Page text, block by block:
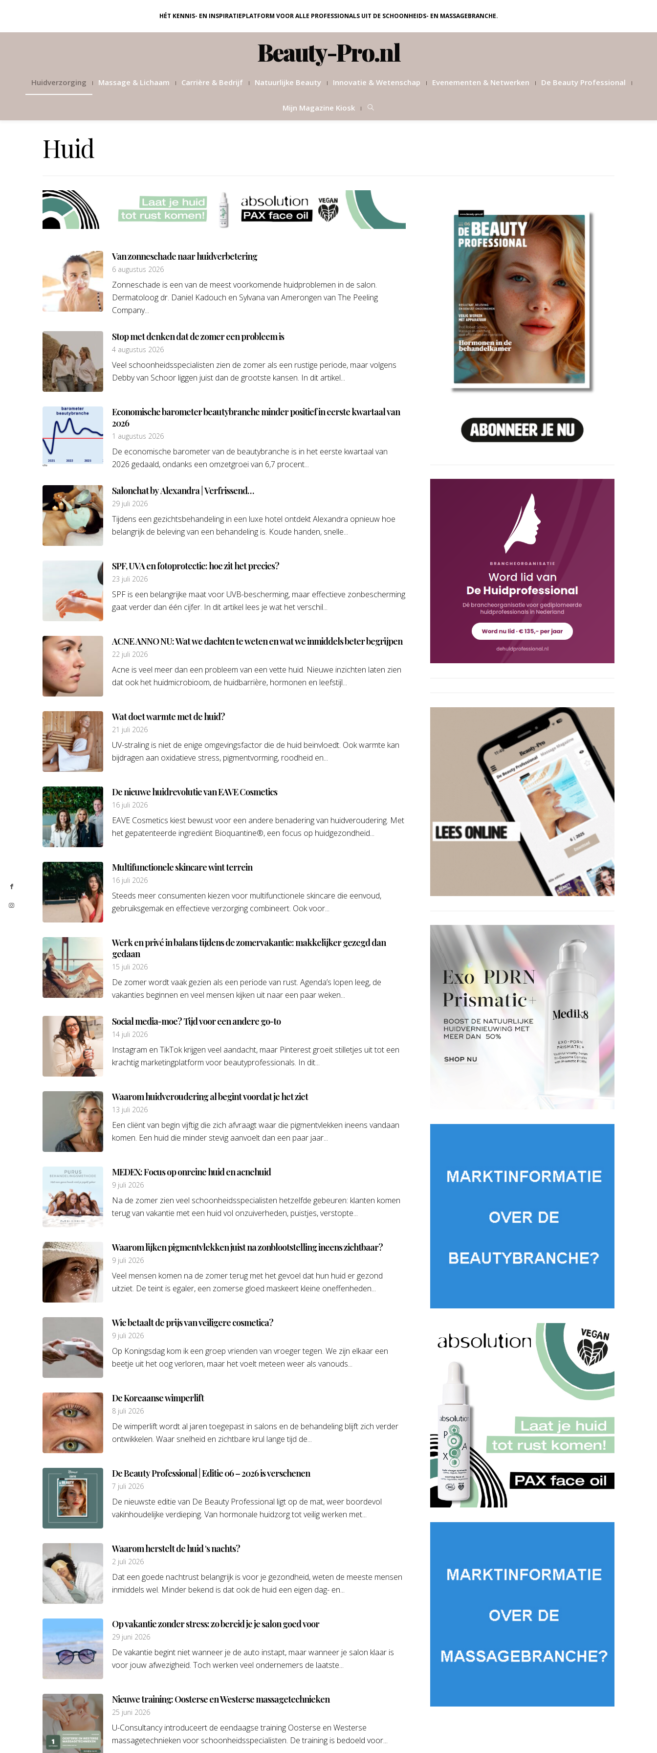
HÉT KENNIS- EN INSPIRATIEPLATFORM VOOR ALLE PROFESSIONALS UIT DE SCHOONHEIDS- EN MASSAGEBRANCHE.
Beauty-Pro.nl
Huidverzorging Massage & Lichaam Carrière & Bedrijf Natuurlijke Beauty Innovatie & Wetenschap Evenementen & Netwerken De Beauty Professional
Mijn Magazine Kiosk
Huid
Van zonneschade naar huidverbetering
6 augustus 2026
Zonneschade is een van de meest voorkomende huidproblemen in de salon.
Dermatoloog dr. Daniel Kadouch en Sylvana van Amerongen van The Peeling
Company...
Stop met denken dat de zomer een probleem is
4 augustus 2026
Veel schoonheidsspecialisten zien de zomer als een rustige periode, maar volgens
Debby van Schoor liggen juist dan de grootste kansen. In dit artikel...
Economische barometer beautybranche minder positief in eerste kwartaal van
2026
1 augustus 2026
De economische barometer van de beautybranche is in het eerste kwartaal van
2026 gedaald, ondanks een omzetgroei van 6,7 procent...
Salonchat by Alexandra | Verfrissend…
29 juli 2026
Tijdens een gezichtsbehandeling in een luxe hotel ontdekt Alexandra opnieuw hoe
belangrijk de beleving van een behandeling is. Koude handen, snelle...
SPF, UVA en fotoprotectie: hoe zit het precies?
23 juli 2026
SPF is een belangrijke maat voor UVB-bescherming, maar effectieve zonbescherming
gaat verder dan één cijfer. In dit artikel lees je wat het verschil...
ACNE ANNO NU: Wat we dachten te weten en wat we inmiddels beter begrijpen
22 juli 2026
Acne is veel meer dan een probleem van een vette huid. Nieuwe inzichten laten zien
dat ook het huidmicrobioom, de huidbarrière, hormonen en leefstijl...
Wat doet warmte met de huid?
21 juli 2026
UV-straling is niet de enige omgevingsfactor die de huid beïnvloedt. Ook warmte kan
bijdragen aan oxidatieve stress, pigmentvorming, roodheid en...
De nieuwe huidrevolutie van EAVE Cosmetics
16 juli 2026
EAVE Cosmetics kiest bewust voor een andere benadering van huidveroudering. Met
het gepatenteerde ingrediënt Bioquantine®, een focus op huidgezondheid...
Multifunctionele skincare wint terrein
16 juli 2026
Steeds meer consumenten kiezen voor multifunctionele skincare die eenvoud,
gebruiksgemak en effectieve verzorging combineert. Ook voor...
Werk en privé in balans tijdens de zomervakantie: makkelijker gezegd dan
gedaan
15 juli 2026
De zomer wordt vaak gezien als een periode van rust. Agenda’s lopen leeg, de
vakanties beginnen en veel mensen kijken uit naar een paar weken...
Social media-moe? Tijd voor een andere go-to
14 juli 2026
Instagram en TikTok krijgen veel aandacht, maar Pinterest groeit stilletjes uit tot een
krachtig marketingplatform voor beautyprofessionals. In dit...
Waarom huidveroudering al begint voordat je het ziet
13 juli 2026
Een cliënt van begin vijftig die zich afvraagt waar die pigmentvlekken ineens vandaan
komen. Een huid die minder stevig aanvoelt dan een paar jaar...
MEDEX: Focus op onreine huid en acnehuid
9 juli 2026
Na de zomer zien veel schoonheidsspecialisten hetzelfde gebeuren: klanten komen
terug van vakantie met een huid vol onzuiverheden, puistjes, verstopte...
Waarom lijken pigmentvlekken juist na zonblootstelling ineens zichtbaar?
9 juli 2026
Veel mensen komen na de zomer terug met het gevoel dat hun huid er gezond
uitziet. De teint is egaler, een zomerse gloed maskeert kleine oneffenheden...
Wie betaalt de prijs van veiligere cosmetica?
9 juli 2026
Op Koningsdag kom ik een groep vrienden van vroeger tegen. We zijn elkaar een
beetje uit het oog verloren, maar het voelt meteen weer als vanouds...
De Koreaanse wimperlift
8 juli 2026
De wimperlift wordt al jaren toegepast in salons en de behandeling blijft zich verder
ontwikkelen. Waar snelheid en zichtbare krul lange tijd de...
De Beauty Professional | Editie 06 – 2026 is verschenen
7 juli 2026
De nieuwste editie van De Beauty Professional ligt op de mat, weer boordevol
vakinhoudelijke verdieping. Van hormonale huidzorg tot veilig werken met...
Waarom herstelt de huid ‘s nachts?
2 juli 2026
Dat een goede nachtrust belangrijk is voor je gezondheid, weten de meeste mensen
inmiddels wel. Minder bekend is dat ook de huid een eigen dag- en...
Op vakantie zonder stress: zo bereid je je salon goed voor
29 juni 2026
De vakantie begint niet wanneer je de auto instapt, maar wanneer je salon klaar is
voor jouw afwezigheid. Toch werken veel ondernemers de laatste...
Nieuwe training: Oosterse en Westerse massagetechnieken
25 juni 2026
U-Consultancy introduceert de eendaagse training Oosterse en Westerse
massagetechnieken voor schoonheidsspecialisten. De training is bedoeld voor...